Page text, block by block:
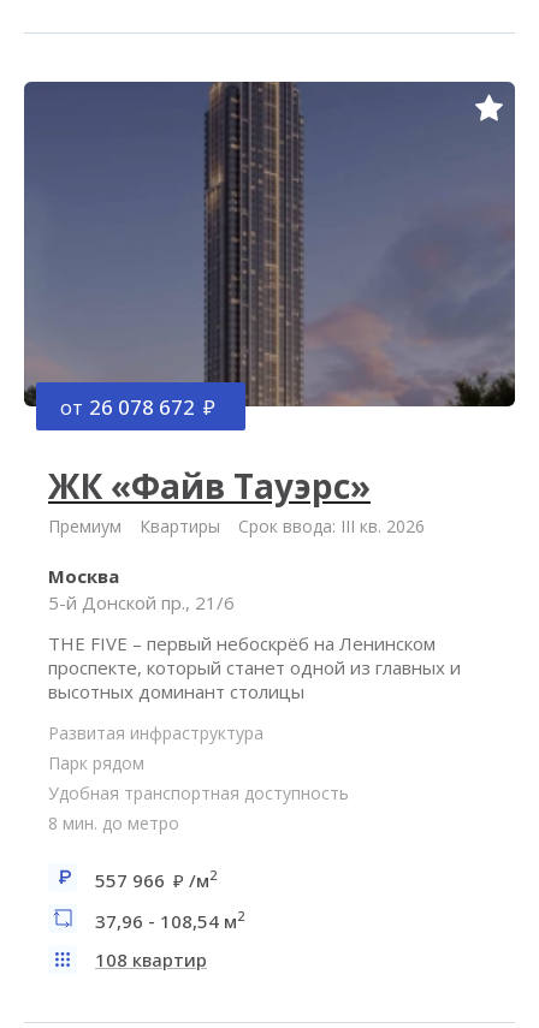
от 26 078 672
ЖК «Файв Тауэрс»
Премиум Квартиры Срок ввода: III кв. 2026
Москва
5-й Донской пр., 21/6
THE FIVE – первый небоскрёб на Ленинском
проспекте, который станет одной из главных и
высотных доминант столицы
Развитая инфраструктура
Парк рядом
Удобная транспортная доступность
8 мин. до метро
557 966 /м2
37,96 - 108,54 м2
108 квартир